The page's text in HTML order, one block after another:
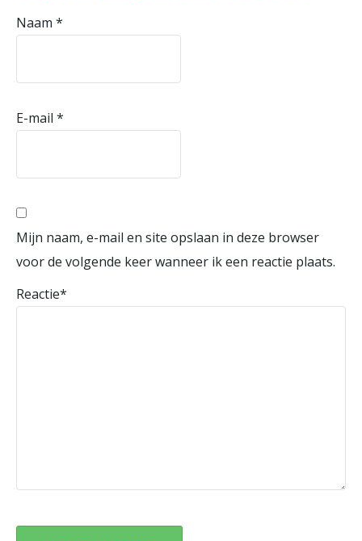
Naam *
E-mail *
Mijn naam, e-mail en site opslaan in deze browser
voor de volgende keer wanneer ik een reactie plaats.
Reactie*